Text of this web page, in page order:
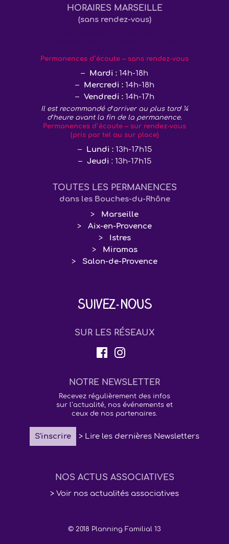
HORAIRES MARSEILLE
(sans rendez-vous)
Permanences d’écoute – sans rendez-vous
Mardi : 14h-18h
Mercredi :14h-18h
Vendredi :14h-17h
Il est recommandé d’arriver au plus tard ¼
d’heure avant la fin de la permanence.
Permanences d’écoute – sur rendez-vous
(pris par tel ou sur place)
Lundi :13h-17h15
Jeudi : 13h-17h15
TOUTES LES PERMANENCES
dans les Bouches-du-Rhône
Marseille
Aix-en-Provence
Istres
Miramas
Salon-de-Provence
Suivez-nous
SUR LES RÉSEAUX
NOTRE NEWSLETTER
Recevez régulièrement des infos
sur l’actualité, nos événements et
ceux de nos partenaires.
S'inscrire > Lire les dernières Newsletters
NOS ACTUS ASSOCIATIVES
> Voir nos actualités associatives
© 2018 Planning Familial 13